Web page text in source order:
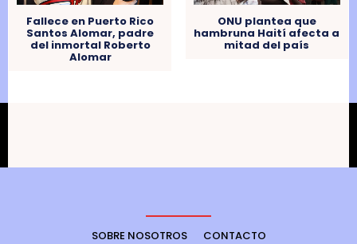
Fallece en Puerto Rico
Santos Alomar, padre
del inmortal Roberto
Alomar
ONU plantea que
hambruna Haití afecta a
mitad del país
SOBRE NOSOTROS CONTACTO